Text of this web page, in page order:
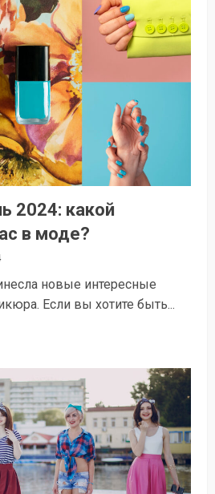
2024: какой
в моде?
новые интересные
Если вы хотите быть...